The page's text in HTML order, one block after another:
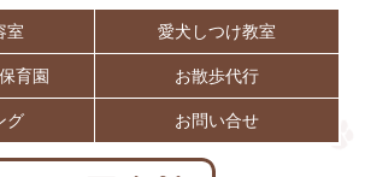
室 愛犬しつけ教室
育園 お散歩代行
グ お問い合せ